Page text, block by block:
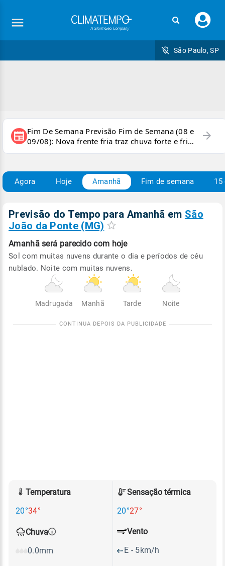
seu
São Paulo, SP
newspaper Fim De Semana Previsão Fim de Semana (08 e
09/08): Nova frente fria traz chuva forte e frio
para áreas do país
arrow_forward
Agora Hoje Amanhã Fim de semana 15
Previsão do Tempo para Amanhã em São
João da Ponte (MG)
Amanhã será parecido com hoje
Sol com muitas nuvens durante o dia e períodos de céu
nublado. Noite com muitas nuvens.
Madrugada Manhã Tarde Noite
Temperatura
20°34°
Sensação térmica
20°27°
Chuva
0.0mm
Vento
E - 5km/h